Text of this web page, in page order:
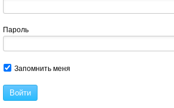
Пароль
Запомнить меня
Войти